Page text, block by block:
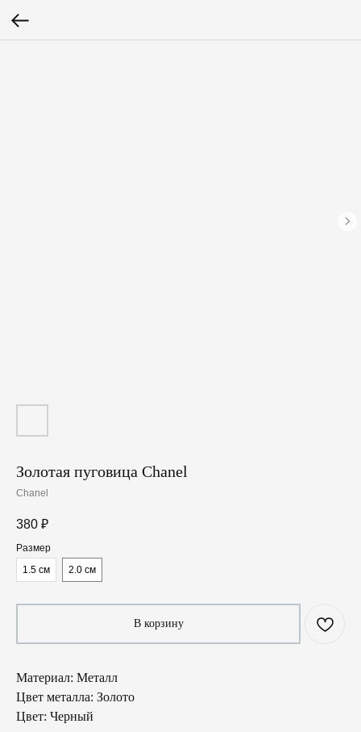
Золотая пуговица Chanel
Chanel
380 ₽
Размер
1.5 см
2.0 см
В корзину
Материал: Металл
Цвет металла: Золото
Цвет: Черный